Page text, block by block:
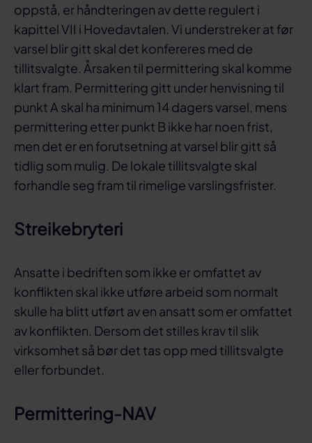
oppstå, er håndteringen av dette regulert i
kapittel VII i Hovedavtalen. Vi understreker at før
varsel blir gitt skal det konfereres med de
tillitsvalgte. Årsaken til permittering skal komme
klart fram. Permittering gitt under henvisning til
punkt A skal ha minimum 14 dagers varsel, mens
permittering etter punkt B ikke har noen frist,
men det er en forutsetning at varsel blir gitt så
tidlig som mulig. De lokale tillitsvalgte skal
forhandle seg fram til rimelige varslingsfrister.
Streikebryteri
Ansatte i bedriften som ikke er omfattet av
konflikten skal ikke utføre arbeid som normalt
skulle ha blitt utført av en ansatt som er omfattet
av konflikten. Dersom det stilles krav til slik
virksomhet så bør det tas opp med tillitsvalgte
eller forbundet.
Permittering-NAV